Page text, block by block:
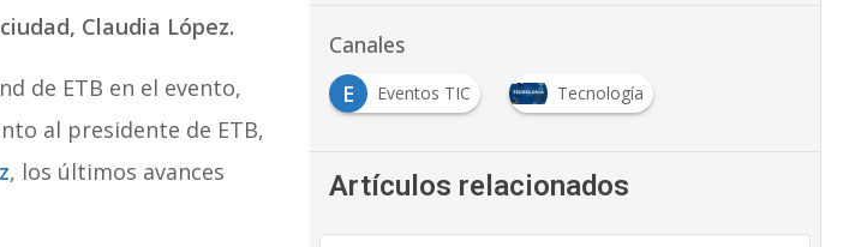
Claudia López.
de ETB en el evento,
al presidente de ETB,
, los últimos avances
Canales
E
Eventos TIC
Tecnología
Artículos relacionados